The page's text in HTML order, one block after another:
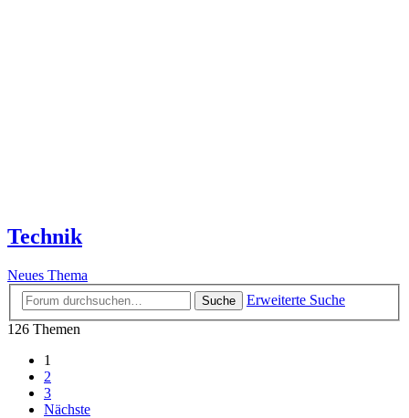
Technik
Neues Thema
Suche
Erweiterte Suche
126 Themen
1
2
3
Nächste